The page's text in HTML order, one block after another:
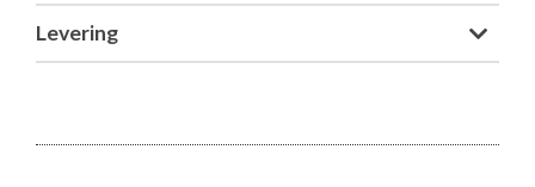
Isabella Opstillingsvejledninger
GPDR - Optagelse af foto og video
Levering